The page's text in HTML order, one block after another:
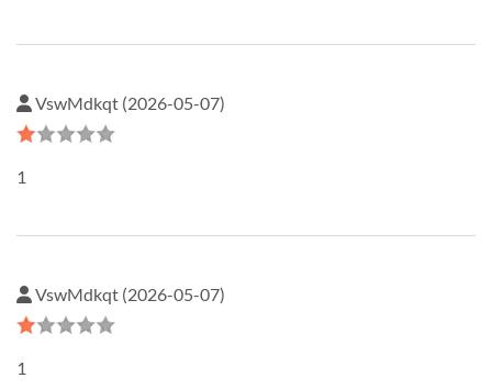
VswMdkqt (2026-05-07)
1
VswMdkqt (2026-05-07)
1